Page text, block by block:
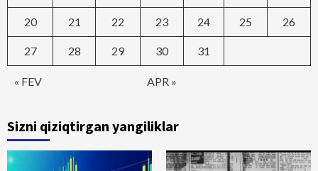
« FEV APR »
20 21 22 23 24 25 26
27 28 29 30 31
Sizni qiziqtirgan yangiliklar